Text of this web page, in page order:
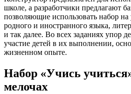
школе, а разработчики предлагают
позволяющие использовать набор на
родного и иностранного языка,
и так далее. Во всех заданиях упор
участие детей в их выполнении,
жизненном опыте.
Набор «Учись
мелочах